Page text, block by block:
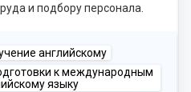
и подбору персонала.
английскому
к международным
языку